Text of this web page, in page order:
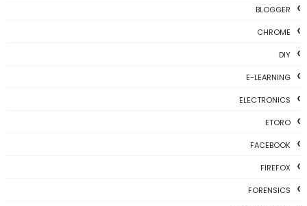
BLOGGER
CHROME
DIY
E-LEARNING
ELECTRONICS
ETORO
FACEBOOK
FIREFOX
FORENSICS